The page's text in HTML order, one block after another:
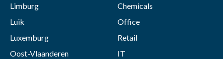
Limburg
Luik
Luxemburg
Oost-Vlaanderen
Chemicals
Office
Retail
IT